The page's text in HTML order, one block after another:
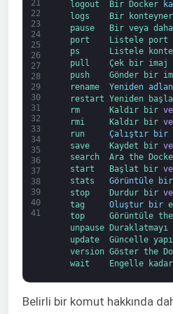
21
22
23
24
25
26
27
28
29
30
31
32
33
34
35
36
37
38
39
40
41
logout
Bir Docker
logs
Bir
pause
Bir veya daha
port
Listele port
ps
Listele
pull Çek bir imaj
push Gönder bir
rename Yeniden
restart Yeniden
rm
Kaldır bir
rmi
Kaldır bir
run Çalıştır bir
save Kaydet bir
search Ara the
start
Başlat bir
stats Görüntüle bir
stop Durdur bir
tag Oluştur bir
top Görüntüle the
unpause
update Güncelle
version Göster the
wait
Engelle kadar
Belirli bir komut hakkında